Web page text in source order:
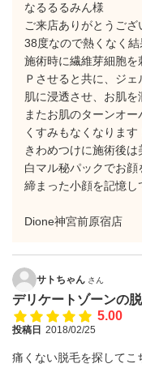
なるるるみん様
ご来店ありがとうござ
38度なので熱くなく結
施術時に繊維芽細胞を
Ｐさせると共に、ジ
肌に浸透させ、お肌を
またお肌のターンオー
くすみもなくなります
きわめつけに施術後
白マル秘パックでお
締まった小顔を記憶し
Dione神宮前原宿店
サトちゃん さん
デリケートゾーンの
5.00
投稿日 2018/02/25
痛くない脱毛を探してこ